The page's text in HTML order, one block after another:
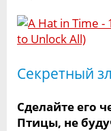
Секретный
Сделайте его
Птицы, не